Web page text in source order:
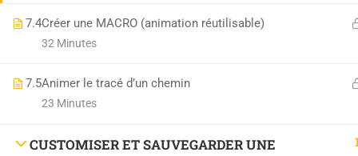
7.4Créer une MACRO (animation réutilisable)
32 Minutes
7.5Animer le tracé d’un chemin
23 Minutes
CUSTOMISER ET SAUVEGARDER UNE